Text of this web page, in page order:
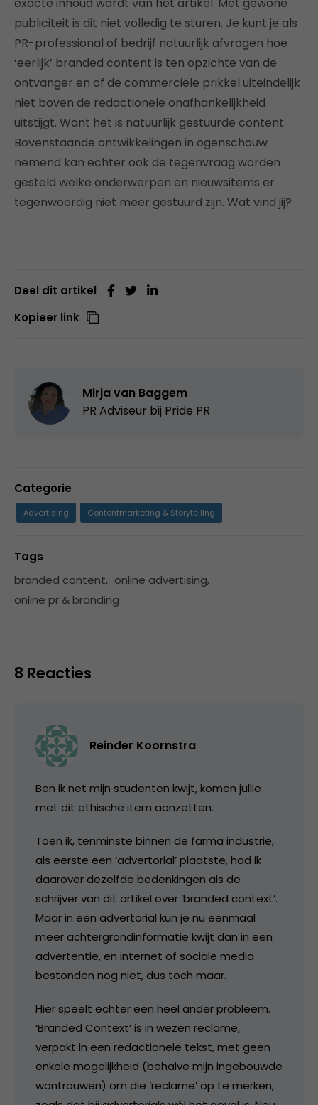
publiciteit is dit niet volledig te sturen. Je kunt je als
PR-professional of bedrijf natuurlijk afvragen hoe
‘eerlijk’ branded content is ten opzichte van de
ontvanger en of de commerciële prikkel uiteindelijk
niet boven de redactionele onafhankelijkheid
uitstijgt. Want het is natuurlijk gestuurde content.
Bovenstaande ontwikkelingen in ogenschouw
nemend kan echter ook de tegenvraag worden
gesteld welke onderwerpen en nieuwsitems er
tegenwoordig niet meer gestuurd zijn. Wat vind jij?
Deel dit artikel
Kopieer link
Mirja van Baggem
PR Adviseur bij Pride PR
Categorie
Advertising Contentmarketing & Storytelling
Tags
branded content, online advertising,
online pr & branding
8 Reacties
Reinder Koornstra
Ben ik net mijn studenten kwijt, komen jullie
met dit ethische item aanzetten.
Toen ik, tenminste binnen de farma industrie,
als eerste een ‘advertorial’ plaatste, had ik
daarover dezelfde bedenkingen als de
schrijver van dit artikel over ‘branded context’.
Maar in een advertorial kun je nu eenmaal
meer achtergrondinformatie kwijt dan in een
advertentie, en internet of sociale media
bestonden nog niet, dus toch maar.
Hier speelt echter een heel ander probleem.
‘Branded Context’ is in wezen reclame,
verpakt in een redactionele tekst, met geen
enkele mogelijkheid (behalve mijn ingebouwde
wantrouwen) om die ‘reclame’ op te merken,